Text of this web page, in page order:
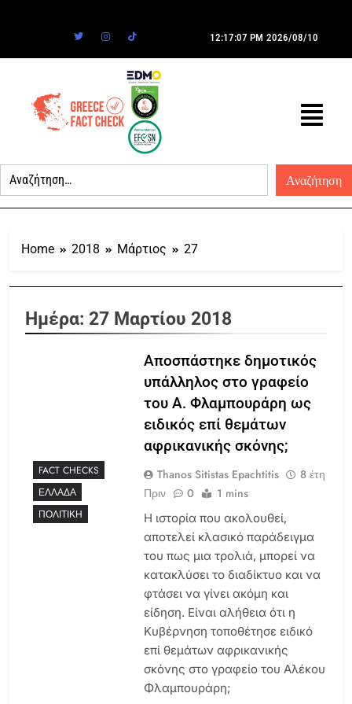
12:17:07 PM 2026/08/10
Home 2018 Μάρτιος 27
Ημέρα: 27 Μαρτίου 2018
FACT CHECKS
ΕΛΛΆΔΑ
ΠΟΛΙΤΙΚΉ
Αποσπάστηκε δημοτικός
υπάλληλος στο γραφείο
του Α. Φλαμπουράρη ως
ειδικός επί θεμάτων
αφρικανικής σκόνης;
Thanos Sitistas Epachtitis
8 έτη
Πριν
0 1 mins
Η ιστορία που ακολουθεί,
αποτελεί κλασικό παράδειγμα
του πως μια τρολιά, μπορεί να
κατακλύσει το διαδίκτυο και να
φτάσει να γίνει ακόμη και
είδηση. Είναι αλήθεια ότι η
Κυβέρνηση τοποθέτησε ειδικό
επί θεμάτων αφρικανικής
σκόνης στο γραφείο του Αλέκου
Φλαμπουράρη;